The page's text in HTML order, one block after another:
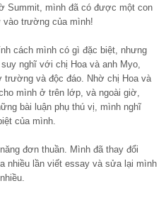
Summit, mình đã có được một con
vào trường của mình!
cách mình có gì đặc biệt, nhưng
nghĩ với chị Hoa và anh Myo,
trường và độc đáo. Nhờ chị Hoa và
mình ở trên lớp, và ngoài giờ,
bài luận phụ thú vị, mình nghĩ
của mình.
đơn thuần. Mình đã thay đổi
nhiều lần viết essay và sửa lại mình